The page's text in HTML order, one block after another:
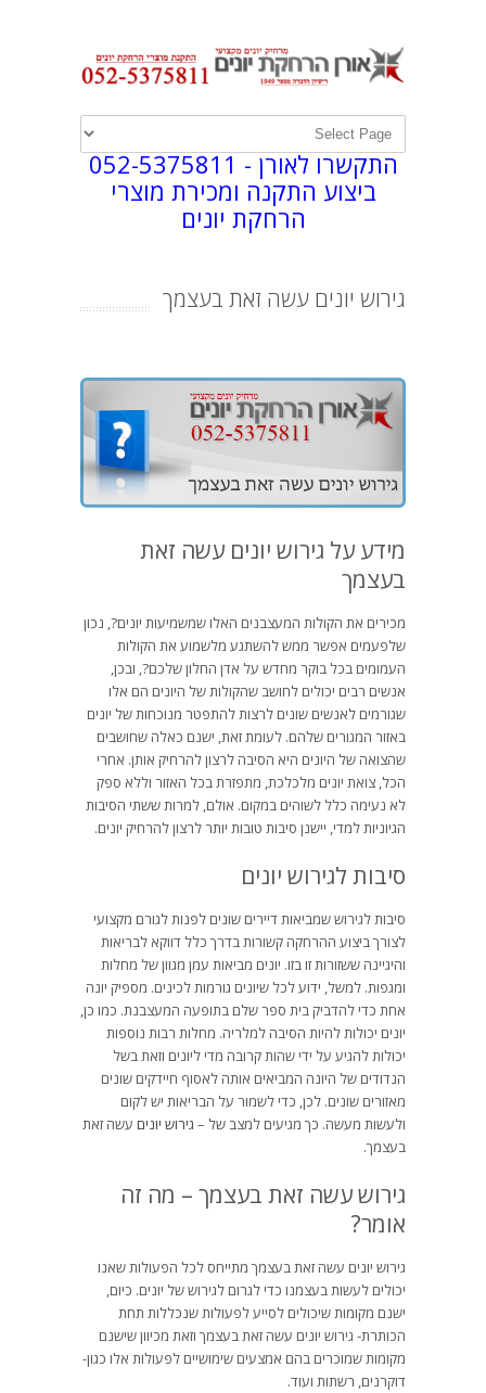
התקשרו לאורן -052-5375811
ביצוע התקנה ומכירת מוצרי
הרחקת יונים
גירוש יונים עשה זאת בעצמך
מידע על גירוש יונים עשה זאת
בעצמך
מכירים את הקולות המעצבנים האלו שמשמיעות יונים?, נכון
שלפעמים אפשר ממש להשתגע מלשמוע את הקולות
העמומים בכל בוקר מחדש על אדן החלון שלכם?, ובכן,
אנשים רבים יכולים לחושב שהקולות של היונים הם אלו
שגורמים לאנשים שונים לרצות להתפטר מנוכחות של יונים
באזור המגורים שלהם. לעומת זאת, ישנם כאלה שחושבים
שהצואה של היונים היא הסיבה לרצון להרחיק אותן. אחרי
הכל, צואת יונים מלכלכת, מתפזרת בכל האזור וללא ספק
לא נעימה כלל לשוהים במקום. אולם, למרות ששתי הסיבות
הגיוניות למדי, יישנן סיבות טובות יותר לרצון להרחיק יונים.
סיבות לגירוש יונים
סיבות לגירוש שמביאות דיירים שונים לפנות לגורם מקצועי
לצורך ביצוע ההרחקה קשורות בדרך כלל דווקא לבריאות
והיגיינה ששזורות זו בזו. יונים מביאות עמן מגוון של מחלות
ומגפות. למשל, ידוע לכל שיונים גורמות לכינים. מספיק יונה
אחת כדי להדביק בית ספר שלם בתופעה המעצבנת. כמו כן,
יונים יכולות להיות הסיבה למלריה. מחלות רבות נוספות
יכולות להגיע על ידי שהות קרובה מדי ליונים וזאת בשל
הנדודים של היונה המביאים אותה לאסוף חיידקים שונים
מאזורים שונים. לכן, כדי לשמור על הבריאות יש לקום
ולעשות מעשה. כך מגיעים למצב של – גירוש יונים עשה זאת
בעצמך.
גירוש עשה זאת בעצמך – מה זה
אומר?
גירוש יונים עשה זאת בעצמך מתייחס לכל הפעולות שאנו
יכולים לעשות בעצמנו כדי לגרום לגירוש של יונים. כיום,
ישנם מקומות שיכולים לסייע לפעולות שנכללות תחת
הכותרת- גירוש יונים עשה זאת בעצמך וזאת מכיוון שישנם
מקומות שמוכרים בהם אמצעים שימושיים לפעולות אלו כגון-
דוקרנים, רשתות ועוד.